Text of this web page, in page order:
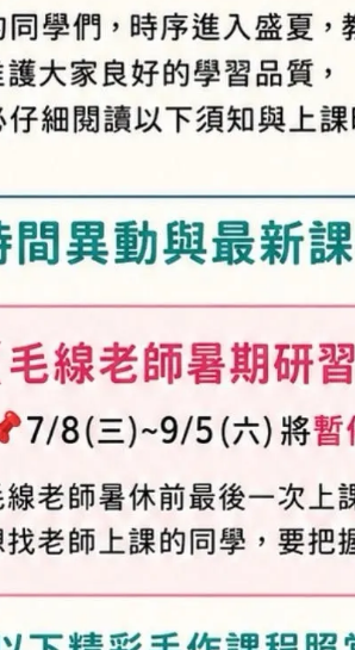
規格說明